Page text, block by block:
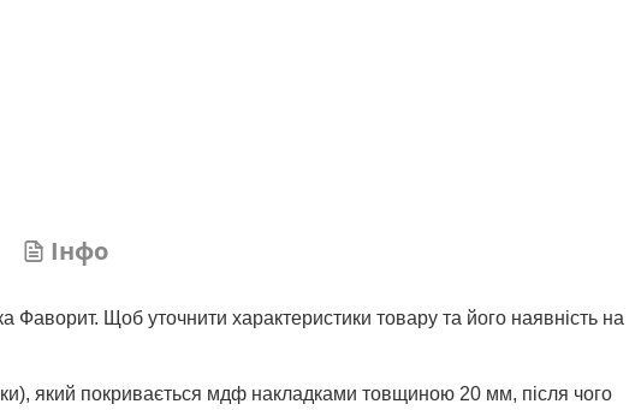
Інфо
Фаворит. Щоб уточнити характеристики товару та його наявність на
який покривається мдф накладками товщиною 20 мм, після чого